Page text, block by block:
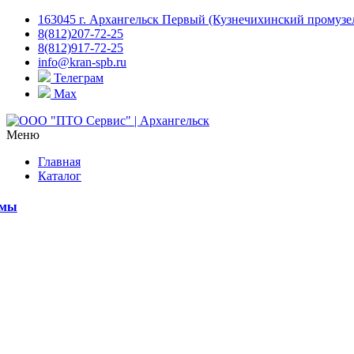
163045 г. Архангельск Первый (Кузнечихинский
8(812)207-72-25
8(812)917-72-25
info@kran-spb.ru
Телеграм
Max
Меню
Главная
Каталог